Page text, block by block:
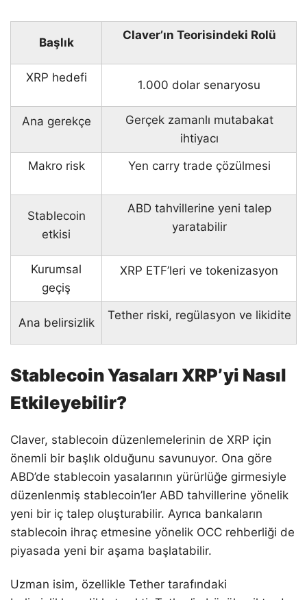
Başlık
Claver’ın Teorisindeki Rolü
XRP hedefi
1.000 dolar senaryosu
Ana gerekçe
Gerçek zamanlı mutabakat
ihtiyacı
Makro risk
Yen carry trade çözülmesi
Stablecoin
etkisi
ABD tahvillerine yeni talep
yaratabilir
Kurumsal
geçiş
XRP ETF’leri ve tokenizasyon
Ana belirsizlik
Tether riski, regülasyon ve likidite
Stablecoin Yasaları XRP’yi Nasıl
Etkileyebilir?
Claver, stablecoin düzenlemelerinin de XRP için
önemli bir başlık olduğunu savunuyor. Ona göre
ABD’de stablecoin yasalarının yürürlüğe girmesiyle
düzenlenmiş stablecoin’ler ABD tahvillerine yönelik
yeni bir iç talep oluşturabilir. Ayrıca bankaların
stablecoin ihraç etmesine yönelik OCC rehberliği de
piyasada yeni bir aşama başlatabilir.
Uzman isim, özellikle Tether tarafındaki